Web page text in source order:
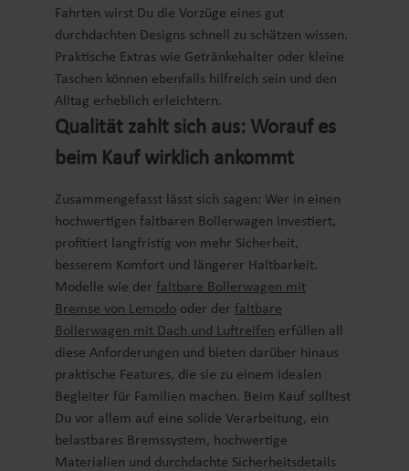
Fahrten wirst Du die Vorzüge eines gut
durchdachten Designs schnell zu schätzen wissen.
Praktische Extras wie Getränkehalter oder kleine
Taschen können ebenfalls hilfreich sein und den
Alltag erheblich erleichtern.
Qualität zahlt sich aus: Worauf es
beim Kauf wirklich ankommt
Zusammengefasst lässt sich sagen: Wer in einen
hochwertigen faltbaren Bollerwagen investiert,
profitiert langfristig von mehr Sicherheit,
besserem Komfort und längerer Haltbarkeit.
Modelle wie der faltbare Bollerwagen mit
Bremse von Lemodo oder der faltbare
Bollerwagen mit Dach und Luftreifen erfüllen all
diese Anforderungen und bieten darüber hinaus
praktische Features, die sie zu einem idealen
Begleiter für Familien machen. Beim Kauf solltest
Du vor allem auf eine solide Verarbeitung, ein
belastbares Bremssystem, hochwertige
Materialien und durchdachte Sicherheitsdetails